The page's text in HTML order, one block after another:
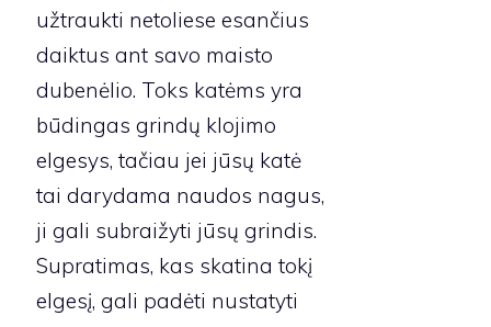
užtraukti netoliese esančius
daiktus ant savo maisto
dubenėlio. Toks katėms yra
būdingas grindų klojimo
elgesys, tačiau jei jūsų katė
tai darydama naudos nagus,
ji gali subraižyti jūsų grindis.
Supratimas, kas skatina tokį
elgesį, gali padėti nustatyti